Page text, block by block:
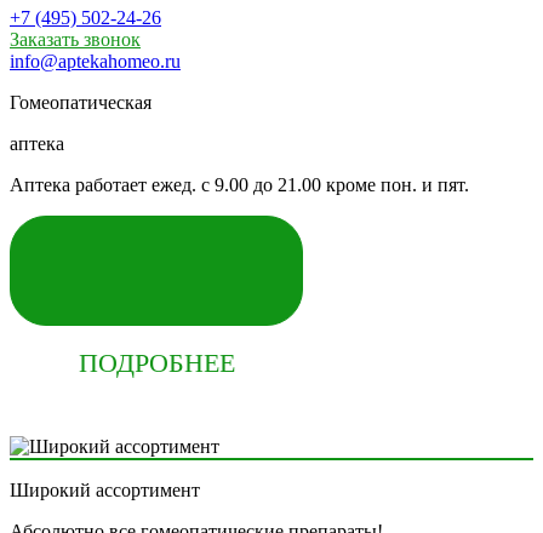
+7 (495) 502-24-26
Заказать звонок
info@aptekahomeo.ru
Гомеопатическая
аптека
Аптека работает ежед. с 9.00 до 21.00 кроме пон. и пят.
ПОДРОБНЕЕ
Широкий ассортимент